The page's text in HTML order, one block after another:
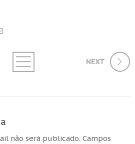
NEXT
não será publicado. Campos